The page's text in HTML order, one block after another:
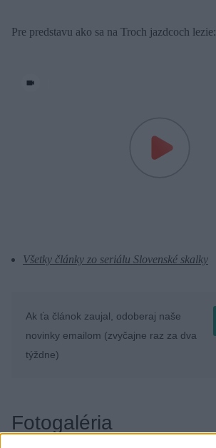
Pre predstavu ako sa na Troch jazdcoch lezie:
Všetky články zo seriálu Slovenské skalky
Ak ťa článok zaujal, odoberaj naše
novinky emailom (zvyčajne raz za dva
týždne)
Fotogaléria